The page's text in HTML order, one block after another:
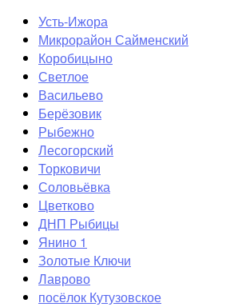
Усть-Ижора
Микрорайон Сайменский
Коробицыно
Светлое
Васильево
Берёзовик
Рыбежно
Лесогорский
Торковичи
Соловьёвка
Цветково
ДНП Рыбицы
Янино 1
Золотые Ключи
Лаврово
посёлок Кутузовское